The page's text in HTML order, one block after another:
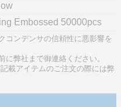
Embossed 50000pcs
コンデンサの信頼性に悪影響を
に弊社まで御連絡ください。
載アイテムのご注文の際には弊